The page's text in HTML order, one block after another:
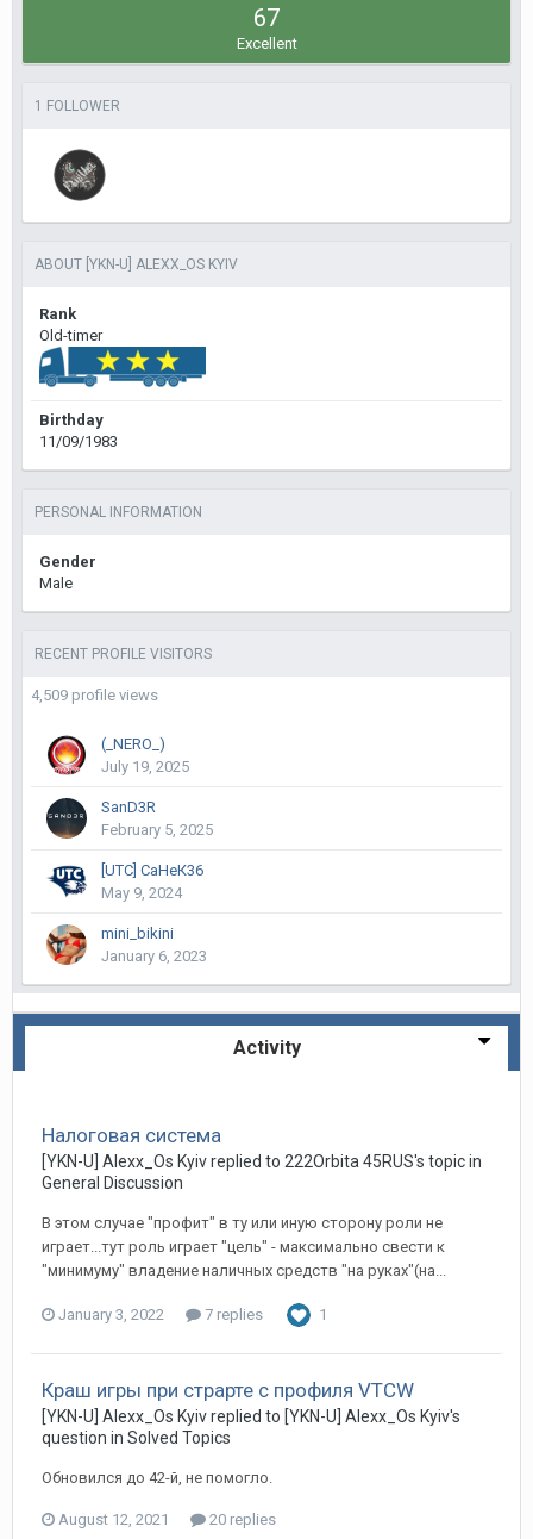
67
Excellent
1 FOLLOWER
ABOUT [YKN-U] ALEXX_OS KYIV
Rank
Old-timer
Birthday
11/09/1983
PERSONAL INFORMATION
Gender
Male
RECENT PROFILE VISITORS
4,509 profile views
(_NERO_)
July 19, 2025
SanD3R
February 5, 2025
[UTC] СаНеК36
May 9, 2024
mini_bikini
January 6, 2023
Activity
Налоговая система
[YKN-U] Alexx_Os Kyiv replied to 222Orbita 45RUS's topic in
General Discussion
В этом случае "профит" в ту или иную сторону роли не
играет...тут роль играет "цель" - максимально свести к
"минимуму" владение наличных средств "на руках"(на...
January 3, 2022 7 replies 1
Краш игры при страрте с профиля VTCW
[YKN-U] Alexx_Os Kyiv replied to [YKN-U] Alexx_Os Kyiv's
question in Solved Topics
Обновился до 42-й, не помогло.
August 12, 2021 20 replies